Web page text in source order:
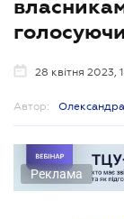
28 квітня 2023,
Автор: Олександра
Реклама